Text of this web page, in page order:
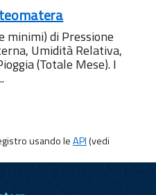
minimi) di Pressione
Umidità Relativa,
(Totale Mese). I
usando leAPI(vedi